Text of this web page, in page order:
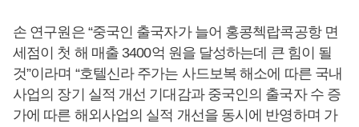
손 연구원은 “중국인 출국자가 늘어 홍콩첵랍콕공항 면
세점이 첫 해 매출 3400억 원을 달성하는데 큰 힘이 될
것”이라며 “호텔신라 주가는 사드보복 해소에 따른 국내
사업의 장기 실적 개선 기대감과 중국인의 출국자 수 증
가에 따른 해외사업의 실적 개선을 동시에 반영하며 가